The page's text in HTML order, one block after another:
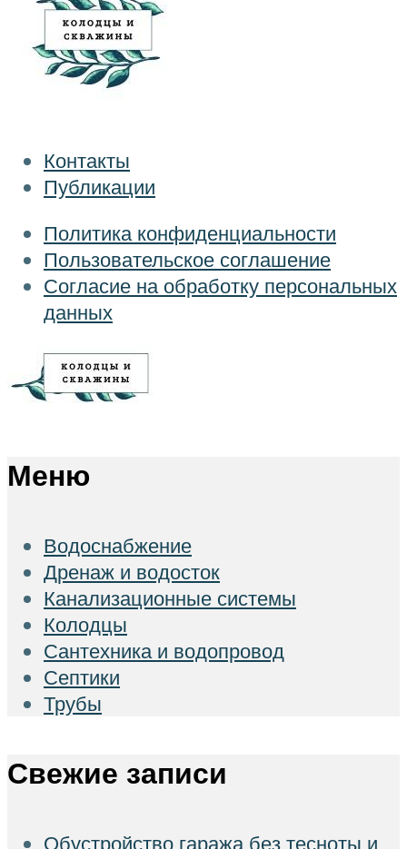
Контакты
Публикации
Политика конфиденциальности
Пользовательское соглашение
Согласие на обработку персональных
данных
Меню
Водоснабжение
Дренаж и водосток
Канализационные системы
Колодцы
Сантехника и водопровод
Септики
Трубы
Свежие записи
Обустройство гаража без тесноты и